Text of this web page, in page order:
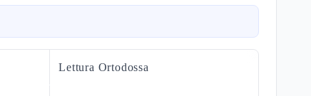
Lettura Ortodossa